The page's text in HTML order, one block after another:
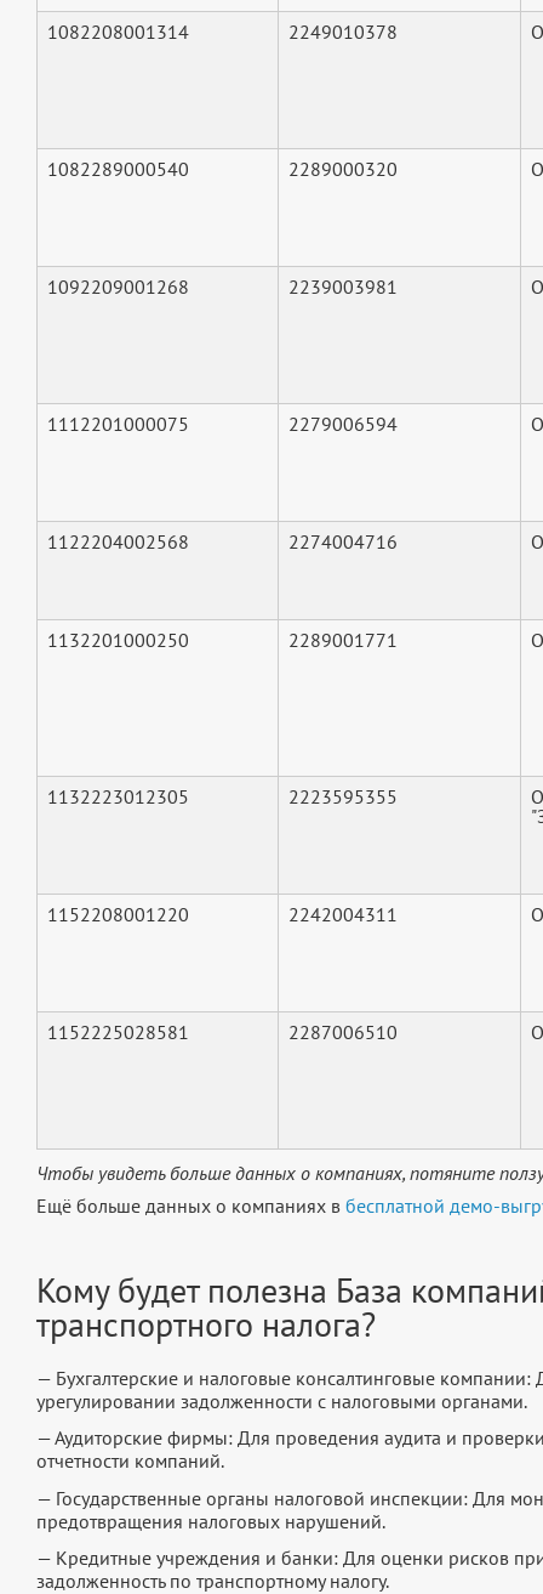
1082208001314 2249010378
1082289000540 2289000320
1092209001268 2239003981
1112201000075 2279006594
1122204002568 2274004716
1132201000250 2289001771
1132223012305 2223595355
1152208001220 2242004311
1152225028581 2287006510
Чтобы увидеть больше данных о компаниях, потяните
Ещё больше данных о компаниях в бесплатной демо-
Кому будет полезна База
транспортного налога?
— Бухгалтерские и налоговые консалтинговые
урегулировании задолженности с налоговыми органами.
— Аудиторские фирмы: Для проведения аудита и
отчетности компаний.
— Государственные органы налоговой инспекции: Для
предотвращения налоговых нарушений.
— Кредитные учреждения и банки: Для оценки рисков
задолженность по транспортному налогу.